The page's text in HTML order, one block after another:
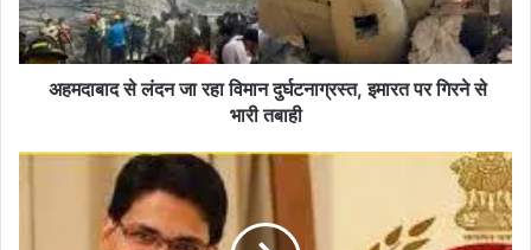
दुर्घटनाग्रस्त,
इमारत
पर
तबाही
अहमदाबाद से लंदन जा रहा विमान दुर्घटनाग्रस्त, इमारत पर गिरने से
भारी तबाही
BIHAR:-